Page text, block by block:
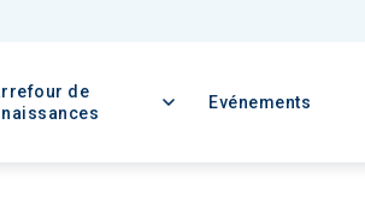
de
Evénements